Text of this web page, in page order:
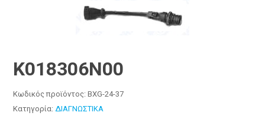
K018306N00
Κωδικός προϊόντος:BXG-24-37
Κατηγορία:ΔΙΑΓΝΩΣΤΙΚΑ